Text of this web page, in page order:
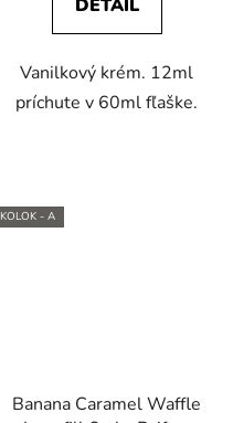
DETAIL
Vanilkový krém. 12ml
príchute v 60ml fľaške.
KOLOK - A
Banana Caramel Waffle